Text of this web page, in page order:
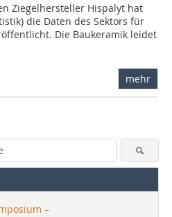
Ziegelhersteller Hispalyt hat
die Daten des Sektors für
Die Baukeramik leidet
mehr
–